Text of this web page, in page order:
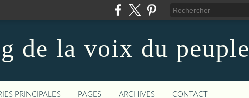
de la voix du peuple
PRINCIPALES PAGES ARCHIVES CONTACT